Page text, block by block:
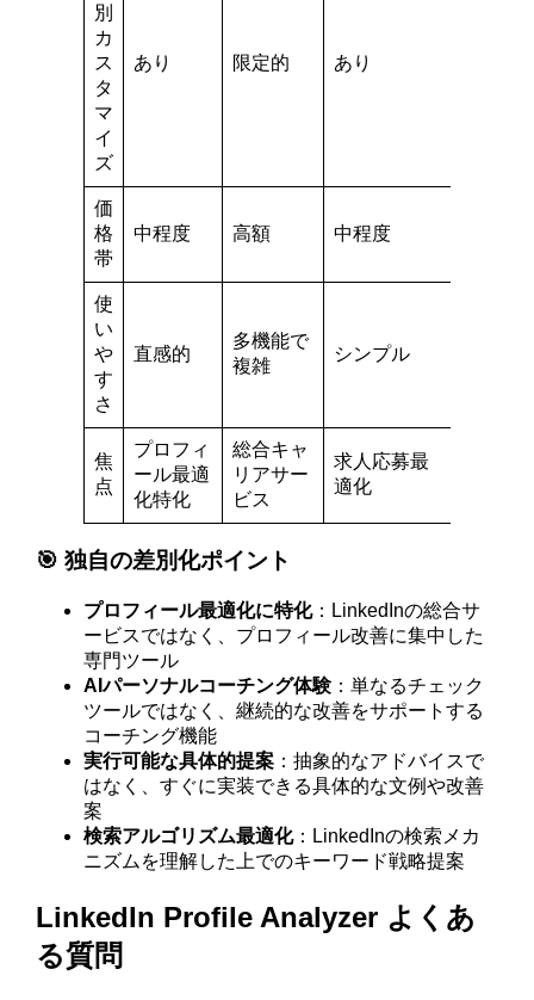
別
カ
ス
タ
マ
イ
ズ
あり 限定的 あり
価
格
帯
中程度 高額 中程度
使
い
や
す
さ
直感的
多機能で
複雑
シンプル
焦
点
プロフィ
ール最適
化特化
総合キャ
リアサー
ビス
求人応募最
適化
🎯 独自の差別化ポイント
プロフィール最適化に特化：LinkedInの総合サ
ービスではなく、プロフィール改善に集中した
専門ツール
AIパーソナルコーチング体験：単なるチェック
ツールではなく、継続的な改善をサポートする
コーチング機能
実行可能な具体的提案 ：抽象的なアドバイスで
はなく、すぐに実装できる具体的な文例や改善
案
検索アルゴリズム最適化：LinkedInの検索メカ
ニズムを理解した上でのキーワード戦略提案
LinkedIn Profile Analyzer よくあ
る質問